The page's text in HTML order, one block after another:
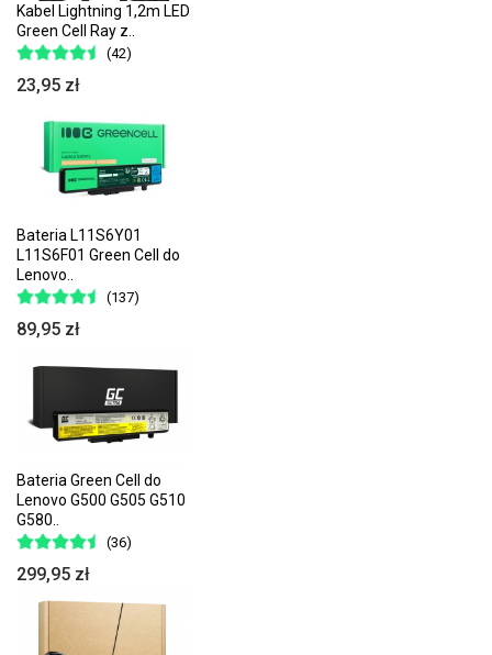
Kabel Lightning 1,2m LED
Green Cell Ray z..
(42)
23,95 zł
Bateria L11S6Y01
L11S6F01 Green Cell do
Lenovo..
(137)
89,95 zł
Bateria Green Cell do
Lenovo G500 G505 G510
G580..
(36)
299,95 zł